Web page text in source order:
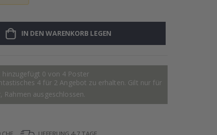
IN DEN WARENKORB LEGEN
hinzugefügt 0 von 4 Poster
4 für 2 Angebot zu erhalten. Gilt nur für
Rahmen ausgeschlossen.